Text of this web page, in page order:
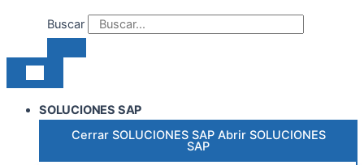
Buscar
SOLUCIONES SAP
Cerrar SOLUCIONES SAP Abrir SOLUCIONES
SAP